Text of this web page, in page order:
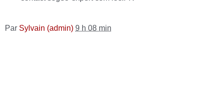
Par Sylvain (admin) 9 h 08 min